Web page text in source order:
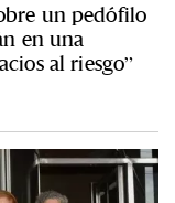
un pedófilo
en una
al riesgo”